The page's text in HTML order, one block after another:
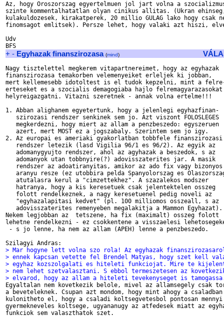
Az, hogy Oroszorszag egyertelmuen jol jart volna a
szinte kommentalhatatlan olyan cinikus allitas. (Ukran
kulakuldozesek, kirakatperek, 20 millio GULAG lako hogy csak
finomsagot emlitsek). Persze lehet, hogy valaki azt hiszi,
Udv
+ - Egyhazak finanszirozasa (mind)
Nagy tisztelettel megkerem vitapartnereimet, hogy az egyhazak
finanszirozasa temakorben velemenyeiket erleljek ki jobban,
mert kellemesebb idotoltest is el tudok kepzelni, mint a
erteseket es a szocialis demagogiaba hajlo felremagyarazasokat
helyreigazgatni. Vitazni szeretnek - annak volna ertelme!!!
1. Abban alighanem egyetertunk, hogy a jelenlegi egyhazfinan-
   szirozasi rendszer senkinek sem jo. Azt viszont FOLOSLEGES
   megkerdezni, hogy miert az allam a penzbeszedo: egyszeruen
   azert, mert MOST ez a jogszabaly. Szerintem sem jo igy.
2. Az europai es ameriaki gyakorlatban tobbfele finanszirozasi
   rendszer letezik (lasd Vigilia 96/1 es 96/2). Az egyik az
   adomanygyujto rendszer, ahol az agyhazak a beszedok, s az
   adomanyok utan tobbnyire(?) adovisszaterites jar. A masik
   rendszer az adoatiranyitas, amikor az ado fix vagy bizonyos
aranyu resze (ez utobbira pelda Spanyolorszag es
   atutalasra kerul a "cimzettekhez". A szazalekos modszer
   hatranya, hogy a kis keresetuek csak jelentektelen osszeg
   folott rendelkeznek, a nagy keresetuenel pedig noveli az
   "egyhazalapitasi kedvet" (pl. 100 milliomos osszeall, s az
   adovisszaterites remenyeben megalakitja a Mammon Egyhazat).
Nekem legjobban az  tetszene, ha fix (maximalt) osszeg folott
lehetne rendelkezni - ez csokkentene a visszaelesi
- s jo lenne, ha nem az allam (APEH) lenne a penzbeszedo.
> Mar hogyne lett volna szo rola! Az egyhazak
> ennek kapcsan vetette fel Brendel Matyas, hogy szet kell
> egyhaz kozszolgalati es hiteleti funkciojat. Mire te
> nem lehet szetvalasztani. S ebbol termeszetesen az
> elvarod, hogy az allam a hiteleti tevekenyseget is
Egyaltalan nem kovetkezik belole, mivel az allamsegely csak
a beveteleknek. Csupan azt mondom, hogy mint ahogy a
kulonitheto el, hogy a csaladi koltsegvetesbol pontosan
gyermekneveles koltsege, ugyananugy az atfedesek miatt az
funkciok sem valaszthatok szet.